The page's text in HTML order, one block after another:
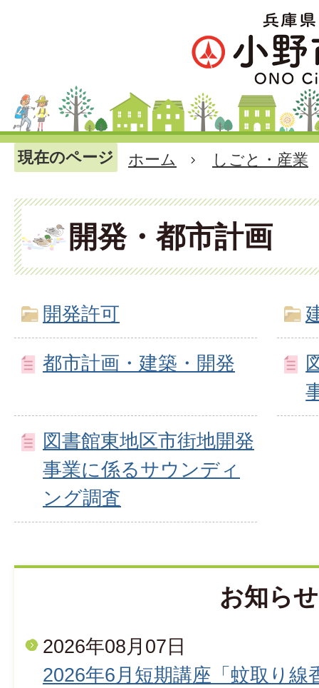
現在のページ ホーム しごと・産業
開発・都市計画
開発許可
都市計画・建築・開発
図書館東地区市街地開発
事業に係るサウンディ
ング調査
お知らせ
2026年08月07日
2026年6月短期講座「蚊取り